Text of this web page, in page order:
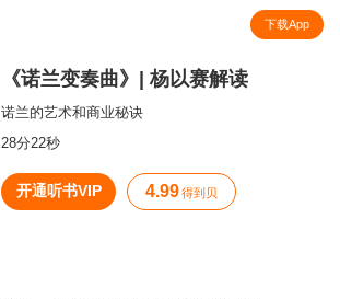
下载App
《诺兰变奏曲》| 杨以赛解读
诺兰的艺术和商业秘诀
28分22秒
开通听书VIP 4.99 得到贝